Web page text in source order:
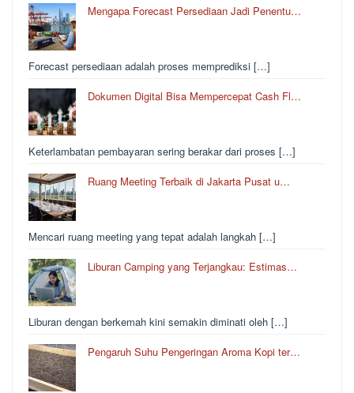
Mengapa Forecast Persediaan Jadi Penentu…
Forecast persediaan adalah proses memprediksi […]
Dokumen Digital Bisa Mempercepat Cash Fl…
Keterlambatan pembayaran sering berakar dari proses […]
Ruang Meeting Terbaik di Jakarta Pusat u…
Mencari ruang meeting yang tepat adalah langkah […]
Liburan Camping yang Terjangkau: Estimas…
Liburan dengan berkemah kini semakin diminati oleh […]
Pengaruh Suhu Pengeringan Aroma Kopi ter…